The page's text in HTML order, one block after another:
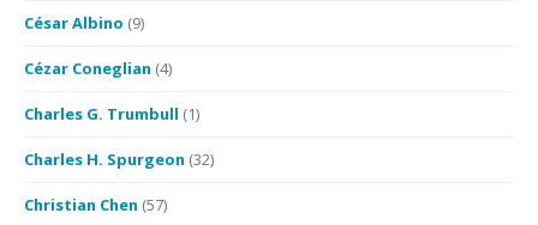
César Albino (9)
Cézar Coneglian (4)
Charles G. Trumbull (1)
Charles H. Spurgeon (32)
Christian Chen (57)